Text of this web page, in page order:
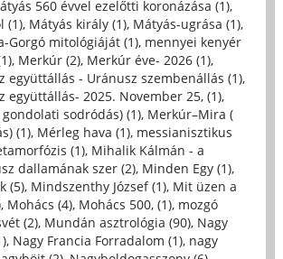
560 évvel ezelőtti koronázása (1),
(1), Mátyás király (1), Mátyás-ugrása (1),
Gorgó mitológiáját (1), mennyei kenyér
, Merkúr (2), Merkúr éve- 2026 (1),
együttállás - Uránusz szembenállás (1),
együttállás- 2025. November 25, (1),
sodródás) (1), Merkúr–Mira (
(1), Mérleg hava (1), messianisztikus
(1), Mihalik Kálmán - a
dallamának szer (2), Minden Egy (1),
(5), Mindszenthy József (1), Mit üzen a
, Mohács (4), Mohács 500, (1), mozgó
(2), Mundán asztrológia (90), Nagy
, Nagy Francia Forradalom (1), nagy